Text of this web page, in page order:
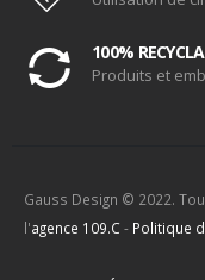
100%
Produits et
Gauss Design © 2022.
l'agence 109.C- Politique